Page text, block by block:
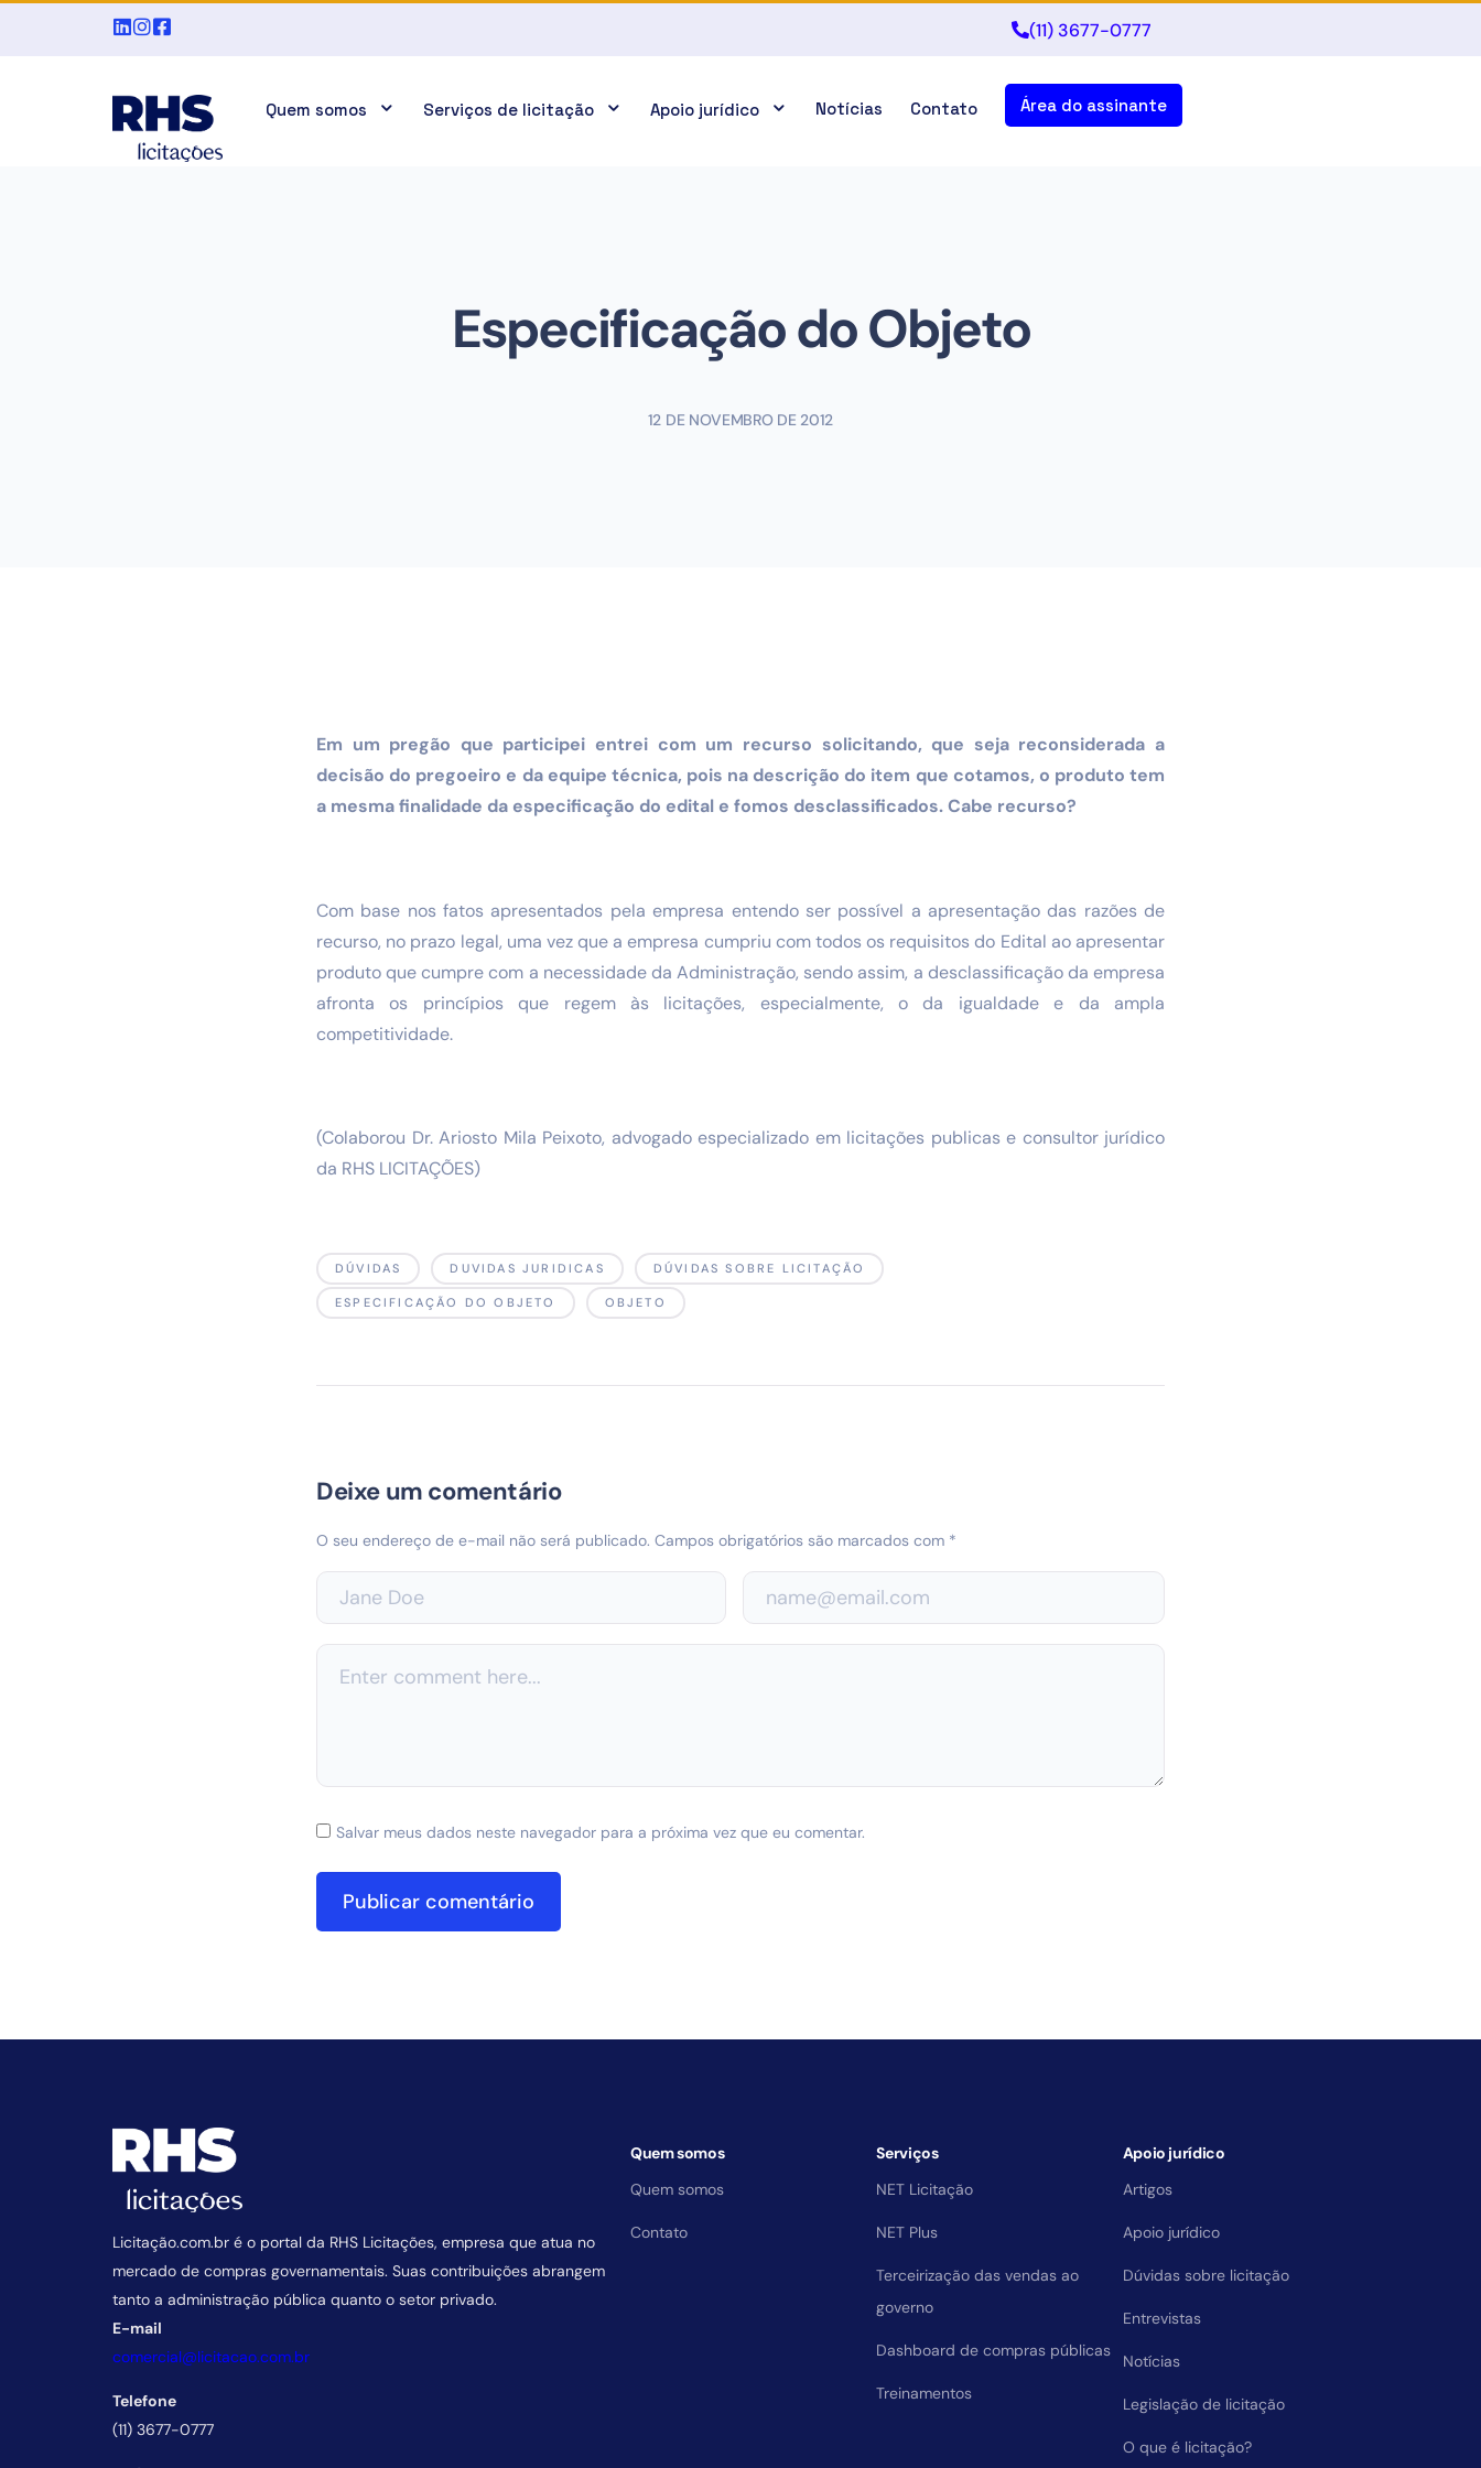
(11) 3677-0777
Quem somos Serviços de licitação Apoio jurídico Notícias Contato Área do assinante
Especificação do Objeto
12 DE NOVEMBRO DE 2012
Em um pregão que participei entrei com um recurso solicitando, que seja reconsiderada a
decisão do pregoeiro e da equipe técnica, pois na descrição do item que cotamos, o produto tem
a mesma finalidade da especificação do edital e fomos desclassificados. Cabe recurso?
Com base nos fatos apresentados pela empresa entendo ser possível a apresentação das razões de
recurso, no prazo legal, uma vez que a empresa cumpriu com todos os requisitos do Edital ao apresentar
produto que cumpre com a necessidade da Administração, sendo assim, a desclassificação da empresa
afronta os princípios que regem às licitações, especialmente, o da igualdade e da ampla
competitividade.
(Colaborou Dr. Ariosto Mila Peixoto, advogado especializado em licitações publicas e consultor jurídico
da RHS LICITAÇÕES)
DÚVIDAS DUVIDAS JURIDICAS DÚVIDAS SOBRE LICITAÇÃO
ESPECIFICAÇÃO DO OBJETO OBJETO
Deixe um comentário
O seu endereço de e-mail não será publicado. Campos obrigatórios são marcados com *
Salvar meus dados neste navegador para a próxima vez que eu comentar.
Licitação.com.br é o portal da RHS Licitações, empresa que atua no
mercado de compras governamentais. Suas contribuições abrangem
tanto a administração pública quanto o setor privado.
E-mail
comercial@licitacao.com.br
Telefone
(11) 3677-0777
Quem somos
Quem somos
Contato
Serviços
NET Licitação
NET Plus
Terceirização das vendas ao
governo
Dashboard de compras públicas
Treinamentos
Apoio jurídico
Artigos
Apoio jurídico
Dúvidas sobre licitação
Entrevistas
Notícias
Legislação de licitação
O que é licitação?